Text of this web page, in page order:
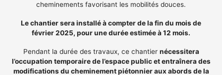
cheminements favorisant les mobilités douces.
Le chantier sera installé à compter de la fin du mois de
février 2025, pour une durée estimée à 12 mois.
Pendant la durée des travaux, ce chantier nécessitera
l’occupation temporaire de l’espace public et entraînera des
modifications du cheminement piétonnier aux abords de la